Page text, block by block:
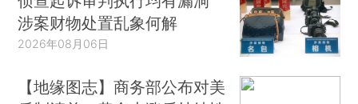
涉案财物处置乱象何解
2026年08月06日
【地缘图志】商务部公布对美